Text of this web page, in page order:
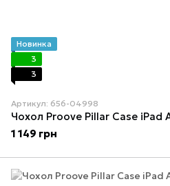
Новинка
3
3
Артикул: 656-04998
Чохол Proove Pillar Case iPad
1 149 грн